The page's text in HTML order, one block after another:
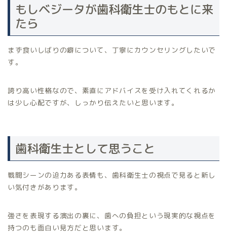
もしベジータが歯科衛生士のもとに来
たら
まず食いしばりの癖について、丁寧にカウンセリングしたいで
す。
誇り高い性格なので、素直にアドバイスを受け入れてくれるか
は少し心配ですが、しっかり伝えたいと思います。
歯科衛生士として思うこと
戦闘シーンの迫力ある表情も、歯科衛生士の視点で見ると新し
い気付きがあります。
強さを表現する演出の裏に、歯への負担という現実的な視点を
持つのも面白い見方だと思います。